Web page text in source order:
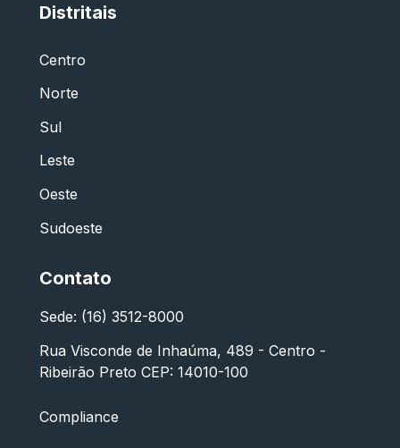
Distritais
Centro
Norte
Sul
Leste
Oeste
Sudoeste
Contato
Sede: (16) 3512-8000
Rua Visconde de Inhaúma, 489 - Centro -
Ribeirão Preto CEP: 14010-100
Compliance